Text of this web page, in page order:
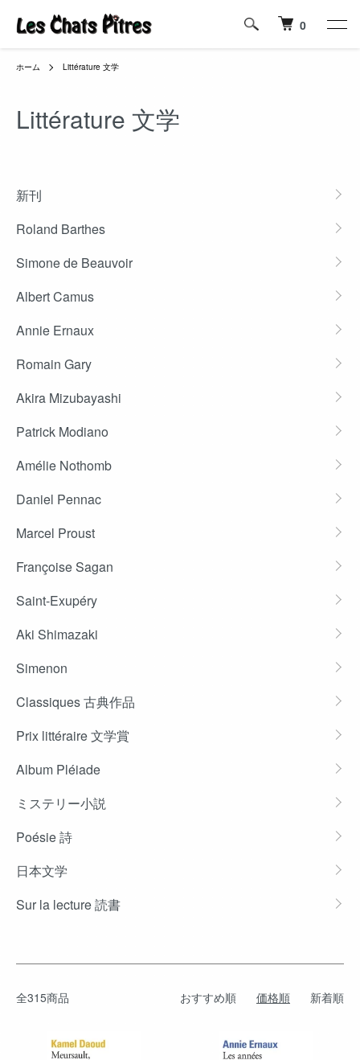
0
ホーム Littérature 文学
Littérature 文学
新刊
Roland Barthes
Simone de Beauvoir
Albert Camus
Annie Ernaux
Romain Gary
Akira Mizubayashi
Patrick Modiano
Amélie Nothomb
Daniel Pennac
Marcel Proust
Françoise Sagan
Saint-Exupéry
Aki Shimazaki
Simenon
Classiques 古典作品
Prix littéraire 文学賞
Album Pléiade
ミステリー小説
Poésie 詩
日本文学
Sur la lecture 読書
全315商品 おすすめ順 価格順 新着順